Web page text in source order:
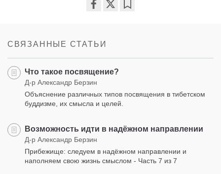
СВЯЗАННЫЕ СТАТЬИ
Что такое посвящение?
Д-р Александр Берзин
Объяснение различных типов посвящения в тибетском
буддизме, их смысла и целей.
Возможность идти в надёжном направлении
Д-р Александр Берзин
Прибежище: следуем в надёжном направлении и
наполняем свою жизнь смыслом - Часть 7 из 7